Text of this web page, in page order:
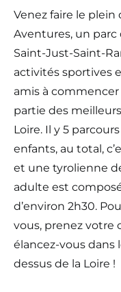
Venez faire le plein
Aventures, un parc
Saint-Just-Saint-
activités sportives
amis à commencer
partie des
Loire. Il y 5
enfants, au total,
et une tyrolienne
adulte est
d’environ 2h30.
vous, prenez votre
élancez-vous dans
dessus de la Loire !